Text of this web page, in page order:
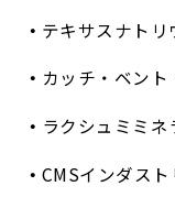
テキサスナトリ
カッチ・ベント
ラクシュミミネ
CMSインダスト